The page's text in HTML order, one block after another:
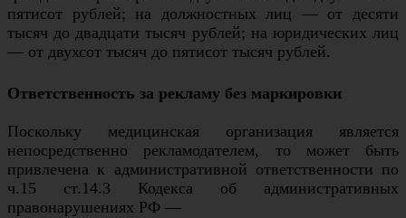
пятисот рублей; на должностных лиц — от десяти
тысяч до двадцати тысяч рублей; на юридических лиц
— от двухсот тысяч до пятисот тысяч рублей.
Ответственность за рекламу без маркировки
Поскольку медицинская организация является
непосредственно рекламодателем, то может быть
привлечена к административной ответственности по
ч.15 ст.14.3 Кодекса об административных
правонарушениях РФ —